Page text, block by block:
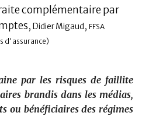
complémentaire par
, Didier Migaud , FFSA
d'assurance)
par les risques de faillite
brandis dans les médias,
ou bénéficiaires des régimes